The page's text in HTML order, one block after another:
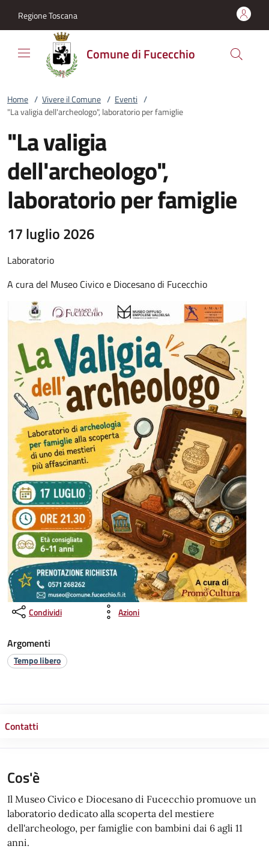
Regione Toscana
Comune di Fucecchio
Home / Vivere il Comune / Eventi /
"La valigia dell'archeologo", laboratorio per famiglie
"La valigia
dell'archeologo",
laboratorio per famiglie
17 luglio 2026
Laboratorio
A cura del Museo Civico e Diocesano di Fucecchio
Condividi Azioni
Argomenti
Tempo libero
Contatti
Cos'è
Il Museo Civico e Diocesano di Fucecchio promuove un
laboratorio dedicato alla scoperta del mestiere
dell'archeologo, per famiglie con bambini dai 6 agli 11
anni.